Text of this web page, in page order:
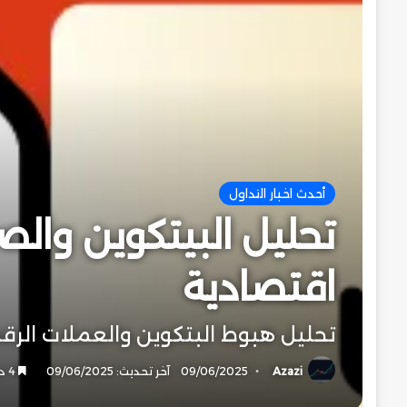
أحدث اخبار التداول
اقتصادية
تحليل هبوط البتكوين والعملات
Azazi
09/06/2025 آخر تحديث: 09/06/2025 4 دقائق